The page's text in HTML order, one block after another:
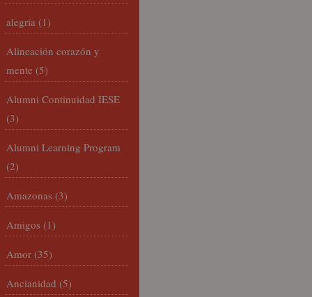
alegría (1)
Alineación corazón y
mente (5)
Alumni Continuidad IESE
(3)
Alumni Learning Program
(2)
Amazonas (3)
Amigos (1)
Amor (35)
Ancianidad (5)